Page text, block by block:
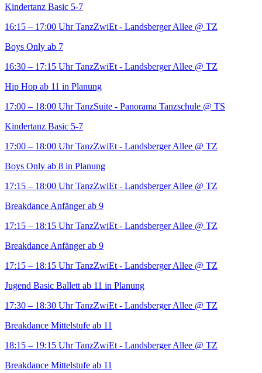
Kindertanz Basic 5-7
16:15 – 17:00 Uhr TanzZwiEt - Landsberger Allee @ TZ
Boys Only ab 7
16:30 – 17:15 Uhr TanzZwiEt - Landsberger Allee @ TZ
Hip Hop ab 11 in Planung
17:00 – 18:00 Uhr TanzSuite - Panorama Tanzschule @ TS
Kindertanz Basic 5-7
17:00 – 18:00 Uhr TanzZwiEt - Landsberger Allee @ TZ
Boys Only ab 8 in Planung
17:15 – 18:00 Uhr TanzZwiEt - Landsberger Allee @ TZ
Breakdance Anfänger ab 9
17:15 – 18:15 Uhr TanzZwiEt - Landsberger Allee @ TZ
Breakdance Anfänger ab 9
17:15 – 18:15 Uhr TanzZwiEt - Landsberger Allee @ TZ
Jugend Basic Ballett ab 11 in Planung
17:30 – 18:30 Uhr TanzZwiEt - Landsberger Allee @ TZ
Breakdance Mittelstufe ab 11
18:15 – 19:15 Uhr TanzZwiEt - Landsberger Allee @ TZ
Breakdance Mittelstufe ab 11